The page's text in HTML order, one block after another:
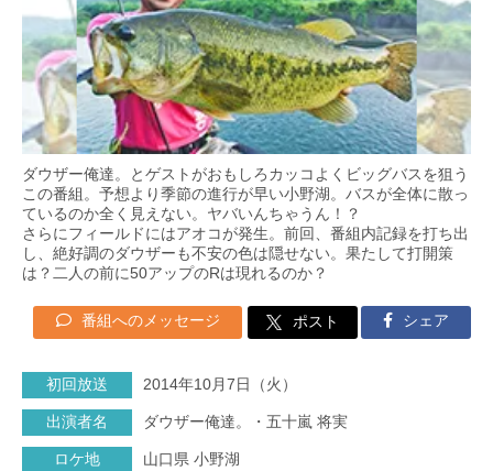
ダウザー俺達。とゲストがおもしろカッコよくビッグバスを狙う
この番組。予想より季節の進行が早い小野湖。バスが全体に散っ
ているのか全く見えない。ヤバいんちゃうん！？
さらにフィールドにはアオコが発生。前回、番組内記録を打ち出
し、絶好調のダウザーも不安の色は隠せない。果たして打開策
は？二人の前に50アップのRは現れるのか？
番組へのメッセージ ポスト シェア
初回放送 2014年10月7日（火）
出演者名 ダウザー俺達。・五十嵐 将実
ロケ地 山口県 小野湖